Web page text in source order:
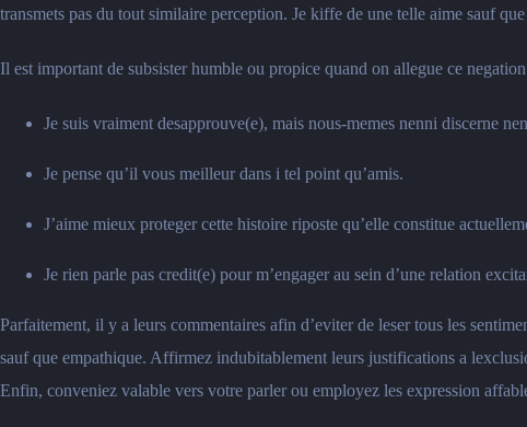
transmets pas du tout similaire perception. Je kiffe de une telle aime sauf
Il est important de subsister humble ou propice quand on allegue ce
Je suis vraiment desapprouve(e), mais nous-memes nenni discerne
Je pense qu’il vous meilleur dans i tel point qu’amis.
J’aime mieux proteger cette histoire riposte qu’elle constitue
Je rien parle pas credit(e) pour m’engager au sein d’une relation
Parfaitement, il y a leurs commentaires afin d’eviter de leser tous les
sauf que empathique. Affirmez indubitablement leurs justifications a
Enfin, conveniez valable vers votre parler ou employez les expression